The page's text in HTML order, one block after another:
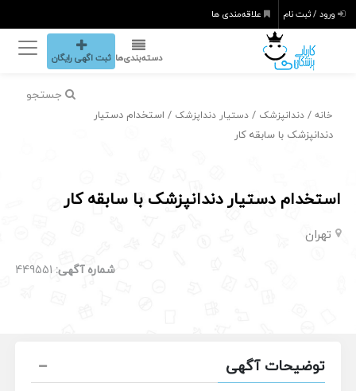
ورود / ثبت نام علاقه‌مندی ها
دسته‌بندی‌ها ثبت اگهی رایگان
جستجو
خانه /دندانپزشک /دستیار دنداپزشک / استخدام دستیار
دندانپزشک با سابقه کار
استخدام دستیار دندانپزشک با سابقه کار
تهران
شماره آگهی: 449551
توضیحات آگهی